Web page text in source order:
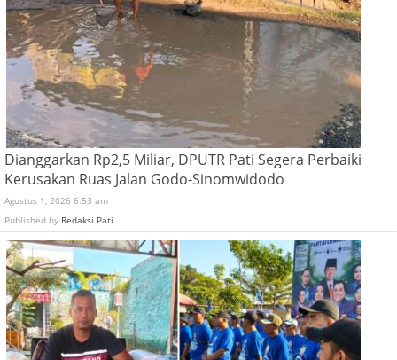
Dianggarkan Rp2,5 Miliar, DPUTR Pati Segera Perbaiki
Kerusakan Ruas Jalan Godo-Sinomwidodo
Agustus 1, 2026 6:53 am
Published by Redaksi Pati